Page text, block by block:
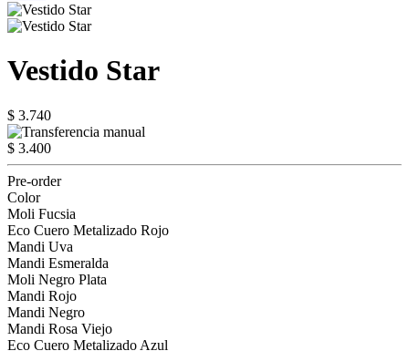
Vestido Star
$ 3.740
$ 3.400
Pre-order
Color
Moli Fucsia
Eco Cuero Metalizado Rojo
Mandi Uva
Mandi Esmeralda
Moli Negro Plata
Mandi Rojo
Mandi Negro
Mandi Rosa Viejo
Eco Cuero Metalizado Azul